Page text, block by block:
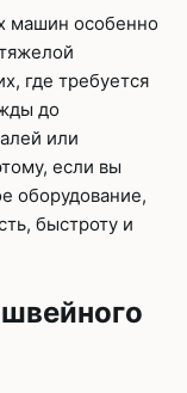
машин особенно
где требуется
до
или
если вы
оборудование,
быстроту и